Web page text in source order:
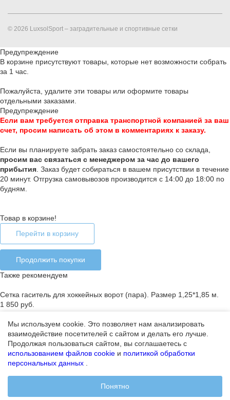
© 2026 LuxsolSport – заградительные и спортивные сетки
Мы используем cookie. Это позволяет нам анализировать
взаимодействие посетителей с сайтом и делать его лучше.
Продолжая пользоваться сайтом, вы соглашаетесь с
использованием файлов cookie и политикой обработки
персональных данных
Понятно
Предупреждение
В корзине присутствуют товары, которые нет возможности собрать
за 1 час.
Пожалуйста, удалите эти товары или оформите товары
отдельными заказами.
Предупреждение
Если вам требуется отправка транспортной компанией за ваш
счет, просим написать об этом в комментариях к заказу.
Если вы планируете забрать заказ самостоятельно со склада,
просим вас связаться с менеджером за час до вашего
прибытия . Заказ будет собираться в вашем присутствии в течение
20 минут. Отгрузка самовывозов производится с 14:00 до 18:00 по
будням.
Товар в корзине!
Перейти в корзину
Продолжить покупки
Также рекомендуем
Сетка гаситель для хоккейных ворот (пара). Размер 1,25*1,85 м.
1 850 руб.
Ошибка добавления товара в корзину
Закончился лимит на покупку товара или товар отсутствует
Продолжить покупки
Не удалось оформить заказ за 1 час.